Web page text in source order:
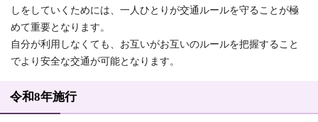
しをしていくためには、一人ひとりが交通ルールを守ることが極
めて重要となります。
自分が利用しなくても、お互いがお互いのルールを把握すること
でより安全な交通が可能となります。
令和8年施行